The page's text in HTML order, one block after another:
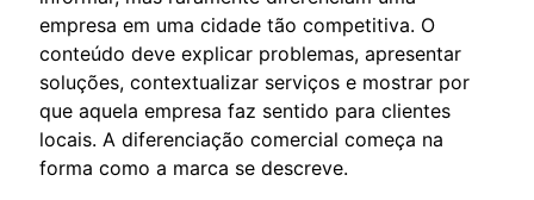
empresa em uma cidade tão competitiva. O
conteúdo deve explicar problemas, apresentar
soluções, contextualizar serviços e mostrar por
que aquela empresa faz sentido para clientes
locais. A diferenciação comercial começa na
forma como a marca se descreve.